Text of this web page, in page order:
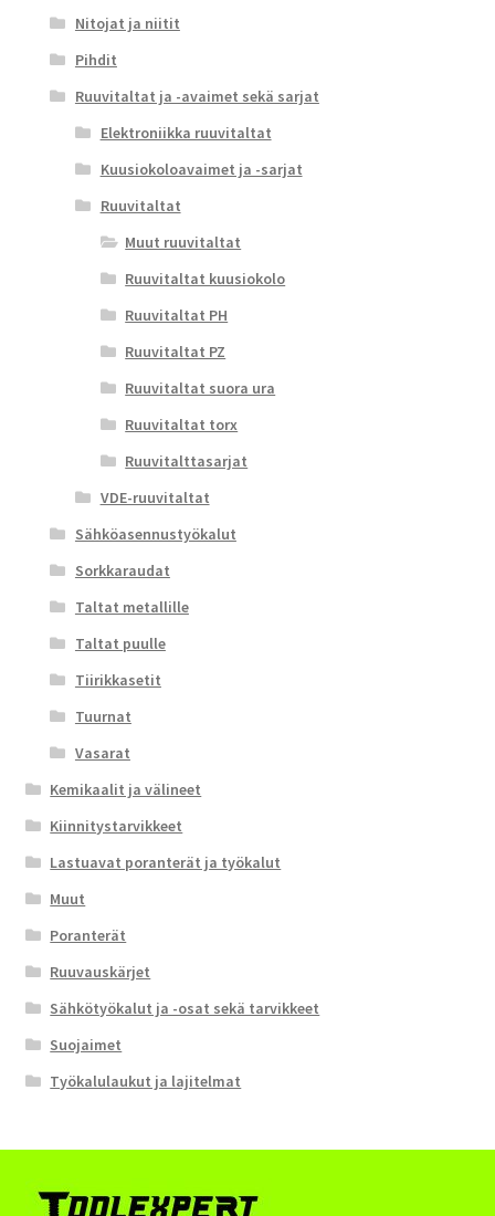
Nitojat ja niitit
Pihdit
Ruuvitaltat ja -avaimet sekä sarjat
Elektroniikka ruuvitaltat
Kuusiokoloavaimet ja -sarjat
Ruuvitaltat
Muut ruuvitaltat
Ruuvitaltat kuusiokolo
Ruuvitaltat PH
Ruuvitaltat PZ
Ruuvitaltat suora ura
Ruuvitaltat torx
Ruuvitalttasarjat
VDE-ruuvitaltat
Sähköasennustyökalut
Sorkkaraudat
Taltat metallille
Taltat puulle
Tiirikkasetit
Tuurnat
Vasarat
Kemikaalit ja välineet
Kiinnitystarvikkeet
Lastuavat poranterät ja työkalut
Muut
Poranterät
Ruuvauskärjet
Sähkötyökalut ja -osat sekä tarvikkeet
Suojaimet
Työkalulaukut ja lajitelmat